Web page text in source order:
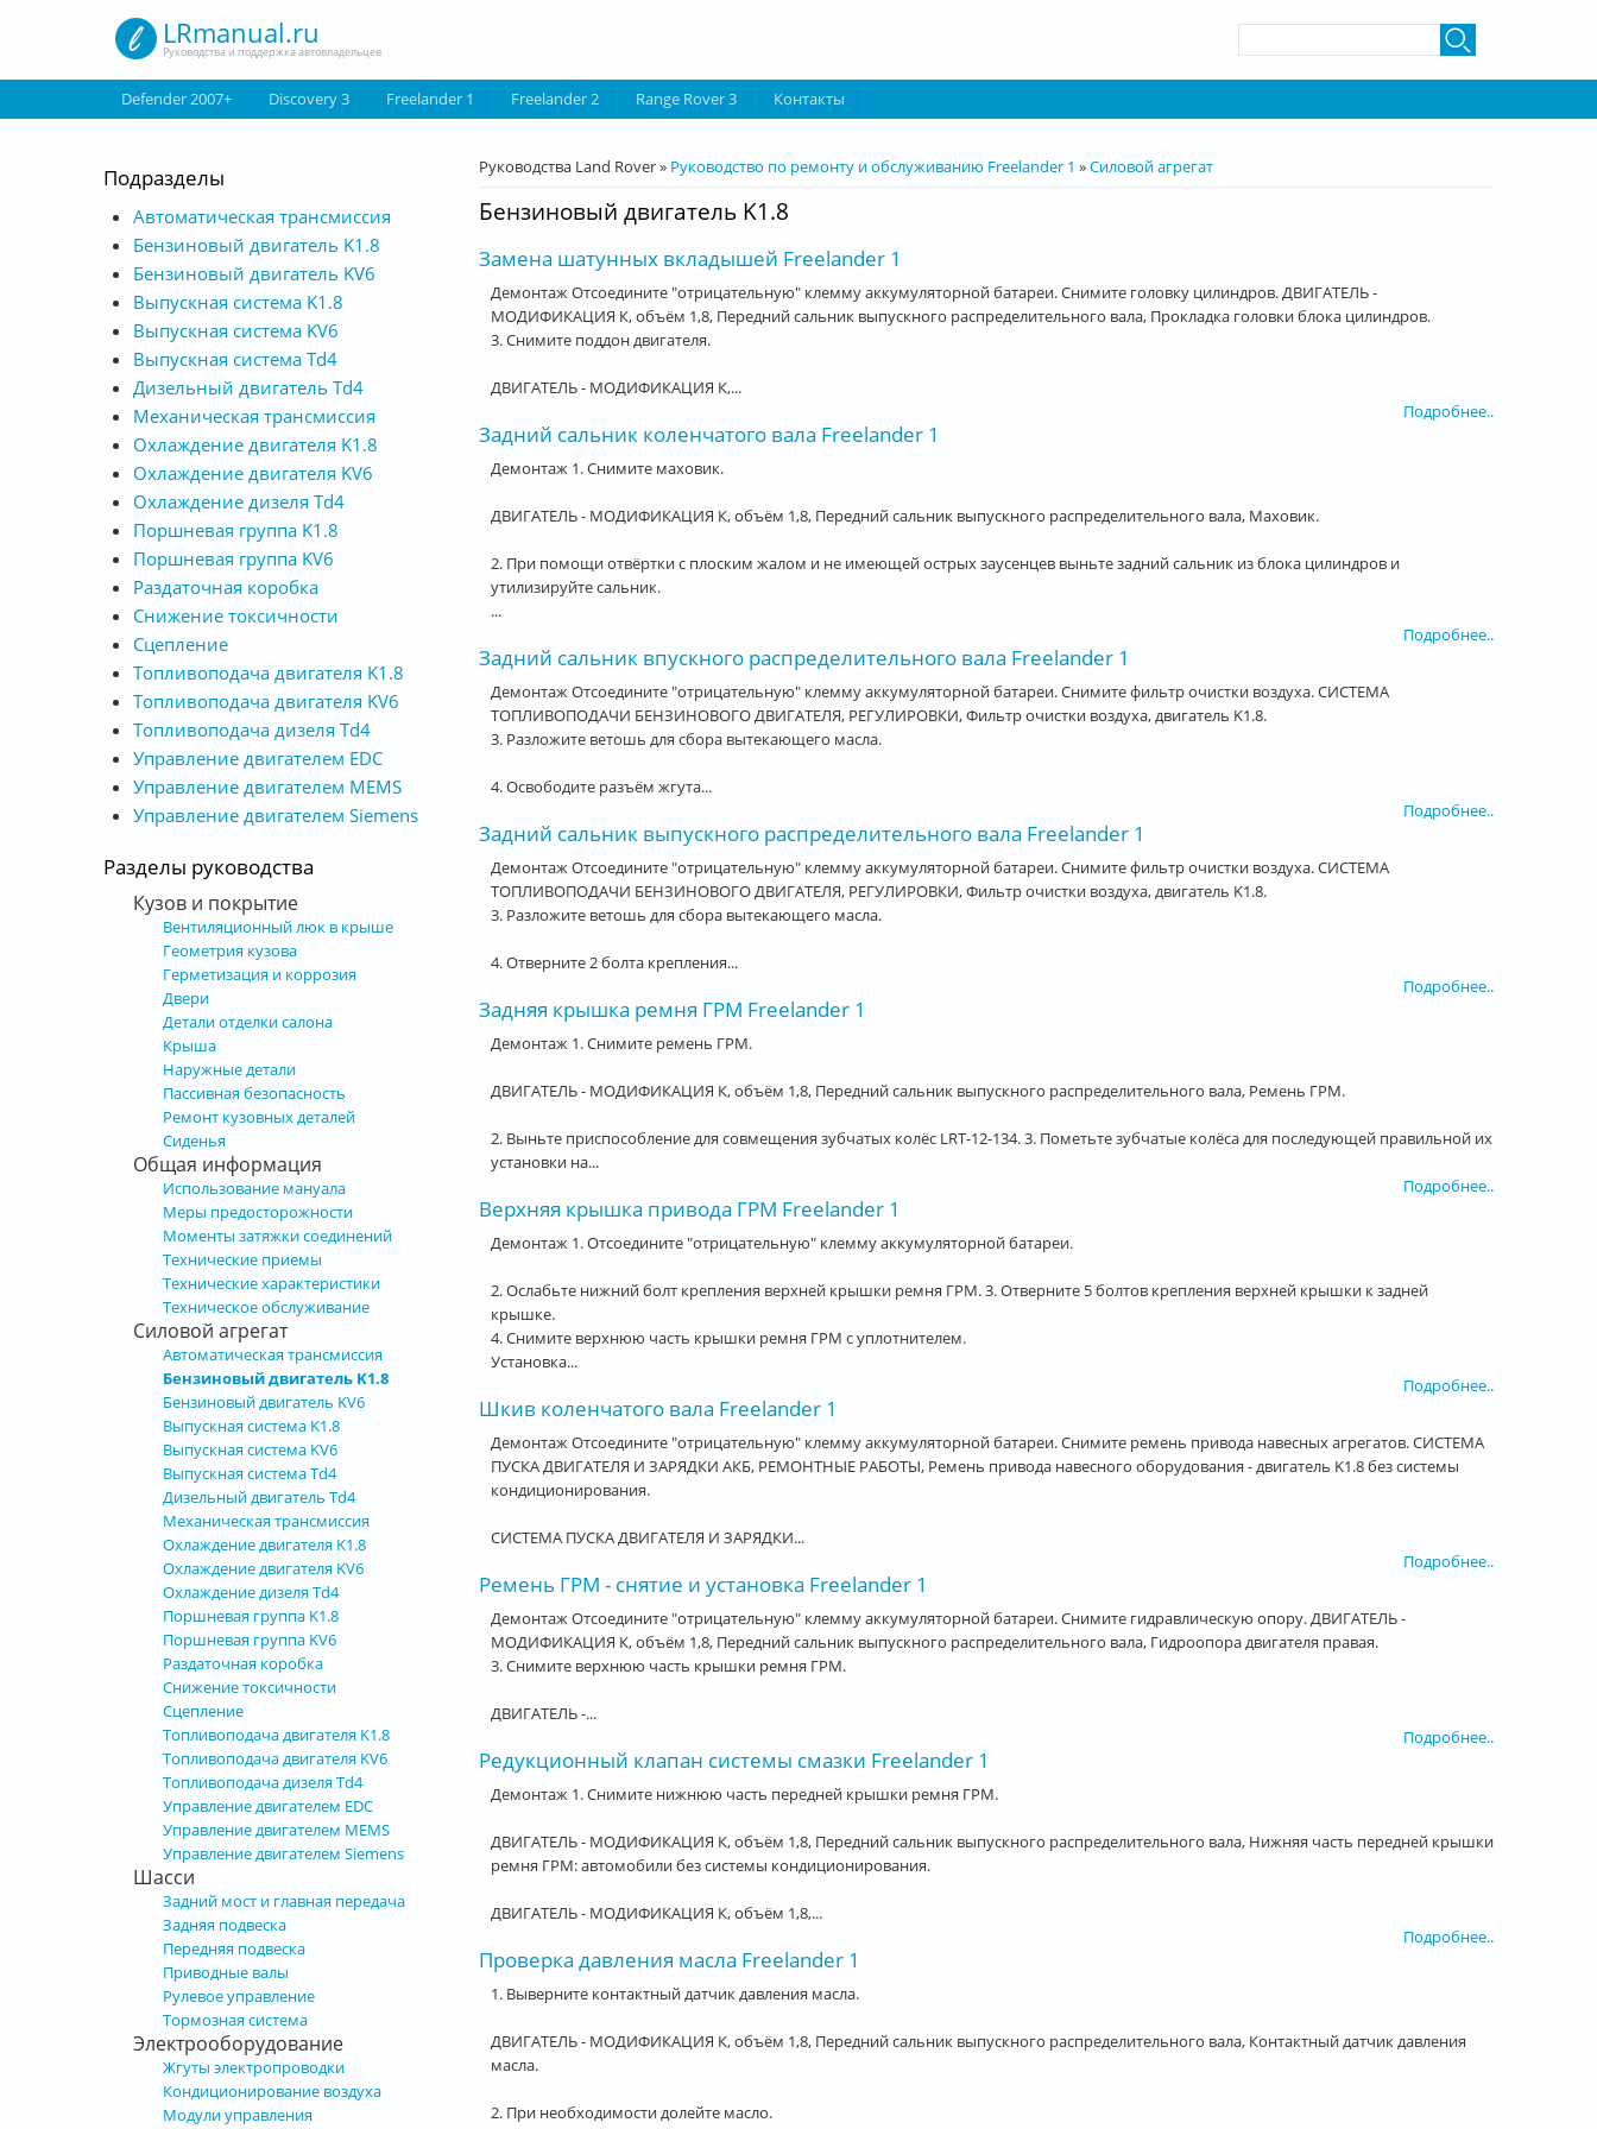
LRmanual.ru
Руководства и поддержка автовладельцев
Defender 2007+ Discovery 3 Freelander 1 Freelander 2 Range Rover 3 Контакты
Вы здесь
Руководства Land Rover» Руководство по ремонту и обслуживанию Freelander 1 »Силовой агрегат
Бензиновый двигатель K1.8
Замена шатунных вкладышей Freelander 1
Демонтаж Отсоедините "отрицательную" клемму аккумуляторной батареи. Снимите головку цилиндров. ДВИГАТЕЛЬ -
МОДИФИКАЦИЯ К, объём 1,8, Передний сальник выпускного распределительного вала, Прокладка головки блока цилиндров.
3. Снимите поддон двигателя.
ДВИГАТЕЛЬ - МОДИФИКАЦИЯ К,...
Подробнее..
Задний сальник коленчатого вала Freelander 1
Демонтаж 1. Снимите маховик.
ДВИГАТЕЛЬ - МОДИФИКАЦИЯ К, объём 1,8, Передний сальник выпускного распределительного вала, Маховик.
2. При помощи отвёртки с плоским жалом и не имеющей острых заусенцев выньте задний сальник из блока цилиндров и
утилизируйте сальник.
...
Подробнее..
Задний сальник впускного распределительного вала Freelander 1
Демонтаж Отсоедините "отрицательную" клемму аккумуляторной батареи. Снимите фильтр очистки воздуха. СИСТЕМА
ТОПЛИВОПОДАЧИ БЕНЗИНОВОГО ДВИГАТЕЛЯ, РЕГУЛИРОВКИ, Фильтр очистки воздуха, двигатель K1.8.
3. Разложите ветошь для сбора вытекающего масла.
4. Освободите разъём жгута...
Подробнее..
Задний сальник выпускного распределительного вала Freelander 1
Демонтаж Отсоедините "отрицательную" клемму аккумуляторной батареи. Снимите фильтр очистки воздуха. СИСТЕМА
ТОПЛИВОПОДАЧИ БЕНЗИНОВОГО ДВИГАТЕЛЯ, РЕГУЛИРОВКИ, Фильтр очистки воздуха, двигатель K1.8.
3. Разложите ветошь для сбора вытекающего масла.
4. Отверните 2 болта крепления...
Подробнее..
Задняя крышка ремня ГРМ Freelander 1
Демонтаж 1. Снимите ремень ГРМ.
ДВИГАТЕЛЬ - МОДИФИКАЦИЯ К, объём 1,8, Передний сальник выпускного распределительного вала, Ремень ГРМ.
2. Выньте приспособление для совмещения зубчатых колёс LRT-12-134. 3. Пометьте зубчатые колёса для последующей правильной их
установки на...
Подробнее..
Верхняя крышка привода ГРМ Freelander 1
Демонтаж 1. Отсоедините "отрицательную" клемму аккумуляторной батареи.
2. Ослабьте нижний болт крепления верхней крышки ремня ГРМ. 3. Отверните 5 болтов крепления верхней крышки к задней
крышке.
4. Снимите верхнюю часть крышки ремня ГРМ с уплотнителем.
Установка...
Подробнее..
Шкив коленчатого вала Freelander 1
Демонтаж Отсоедините "отрицательную" клемму аккумуляторной батареи. Снимите ремень привода навесных агрегатов. СИСТЕМА
ПУСКА ДВИГАТЕЛЯ И ЗАРЯДКИ АКБ, РЕМОНТНЫЕ РАБОТЫ, Ремень привода навесного оборудования - двигатель K1.8 без системы
кондиционирования.
СИСТЕМА ПУСКА ДВИГАТЕЛЯ И ЗАРЯДКИ...
Подробнее..
Ремень ГРМ - снятие и установка Freelander 1
Демонтаж Отсоедините "отрицательную" клемму аккумуляторной батареи. Снимите гидравлическую опору. ДВИГАТЕЛЬ -
МОДИФИКАЦИЯ К, объём 1,8, Передний сальник выпускного распределительного вала, Гидроопора двигателя правая.
3. Снимите верхнюю часть крышки ремня ГРМ.
ДВИГАТЕЛЬ -...
Подробнее..
Редукционный клапан системы смазки Freelander 1
Демонтаж 1. Снимите нижнюю часть передней крышки ремня ГРМ.
ДВИГАТЕЛЬ - МОДИФИКАЦИЯ К, объём 1,8, Передний сальник выпускного распределительного вала, Нижняя часть передней крышки
ремня ГРМ: автомобили без системы кондиционирования.
ДВИГАТЕЛЬ - МОДИФИКАЦИЯ К, объём 1,8,...
Подробнее..
Проверка давления масла Freelander 1
1. Выверните контактный датчик давления масла.
ДВИГАТЕЛЬ - МОДИФИКАЦИЯ К, объём 1,8, Передний сальник выпускного распределительного вала, Контактный датчик давления
масла.
2. При необходимости долейте масло.
Подразделы
Автоматическая трансмиссия
Бензиновый двигатель K1.8
Бензиновый двигатель KV6
Выпускная система K1.8
Выпускная система KV6
Выпускная система Td4
Дизельный двигатель Td4
Механическая трансмиссия
Охлаждение двигателя K1.8
Охлаждение двигателя KV6
Охлаждение дизеля Td4
Поршневая группа K1.8
Поршневая группа KV6
Раздаточная коробка
Снижение токсичности
Сцепление
Топливоподача двигателя K1.8
Топливоподача двигателя KV6
Топливоподача дизеля Td4
Управление двигателем EDC
Управление двигателем MEMS
Управление двигателем Siemens
Разделы руководства
Кузов и покрытие
Вентиляционный люк в крыше
Геометрия кузова
Герметизация и коррозия
Двери
Детали отделки салона
Крыша
Наружные детали
Пассивная безопасность
Ремонт кузовных деталей
Сиденья
Общая информация
Использование мануала
Меры предосторожности
Моменты затяжки соединений
Технические приемы
Технические характеристики
Техническое обслуживание
Силовой агрегат
Автоматическая трансмиссия
Бензиновый двигатель K1.8
Бензиновый двигатель KV6
Выпускная система K1.8
Выпускная система KV6
Выпускная система Td4
Дизельный двигатель Td4
Механическая трансмиссия
Охлаждение двигателя K1.8
Охлаждение двигателя KV6
Охлаждение дизеля Td4
Поршневая группа K1.8
Поршневая группа KV6
Раздаточная коробка
Снижение токсичности
Сцепление
Топливоподача двигателя K1.8
Топливоподача двигателя KV6
Топливоподача дизеля Td4
Управление двигателем EDC
Управление двигателем MEMS
Управление двигателем Siemens
Шасси
Задний мост и главная передача
Задняя подвеска
Передняя подвеска
Приводные валы
Рулевое управление
Тормозная система
Электрооборудование
Жгуты электропроводки
Кондиционирование воздуха
Модули управления